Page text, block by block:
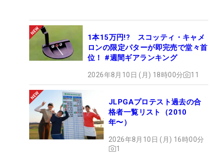
1本15万円!? スコッティ・キャメ
ロンの限定パターが即完売で堂々首
位！ #週間ギアランキング
2026年8月10日 (月) 18時00分 11
JLPGAプロテスト過去の合
格者一覧リスト（2010
年〜）
2026年8月10日 (月) 16時00分
1